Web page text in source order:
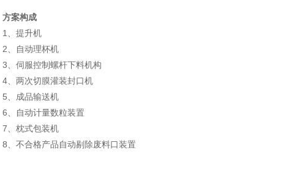
方案构成
1、提升机
2、自动理杯机
3、伺服控制螺杆下料机构
4、两次切膜灌装封口机
5、成品输送机
6、自动计量数粒装置
7、枕式包装机
8、不合格产品自动剔除废料口装置